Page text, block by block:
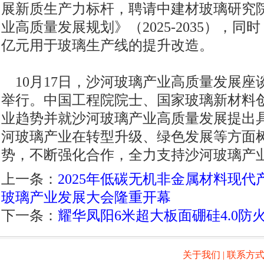
展新质生产力标杆，聘请中建材玻璃研究
业高质量发展规划》（2025-2035），同
亿元用于玻璃生产线的提升改造。
10月17日，沙河玻璃产业高质量发展座
举行。中国工程院院士、国家玻璃新材料
业趋势并就沙河玻璃产业高质量发展提出
河玻璃产业在转型升级、绿色发展等方面
势，不断强化合作，全力支持沙河玻璃产
上一条： 2025年低碳无机非金属材料现代
玻璃产业发展大会隆重开幕
下一条： 耀华凤阳6米超大板面硼硅4.0防
关于我们 | 联系方式